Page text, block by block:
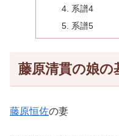
系譜4
系譜5
藤原清貫の娘の
藤原恒佐の妻